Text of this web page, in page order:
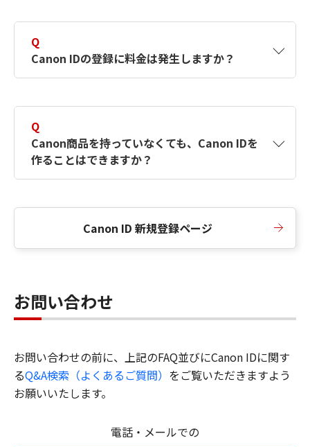
択したサービスから取得します。アカウントを
簡単に作成できるように、この情報を使用して
Canon IDの登録フォームを入力します。
Q
Canon IDの登録に料金は発生しますか？
Q
Canon商品を持っていなくても、Canon IDを
作ることはできますか？
Canon ID 新規登録ページ
お問い合わせ
お問い合わせの前に、上記のFAQ並びにCanon IDに関す
るQ&A検索（よくあるご質問） をご覧いただきますよう
お願いいたします。
電話・メールでの